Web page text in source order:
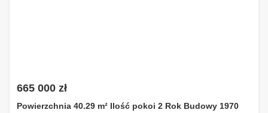
665 000 zł
Powierzchnia 40.29 m² Ilość pokoi 2 Rok Budowy 1970